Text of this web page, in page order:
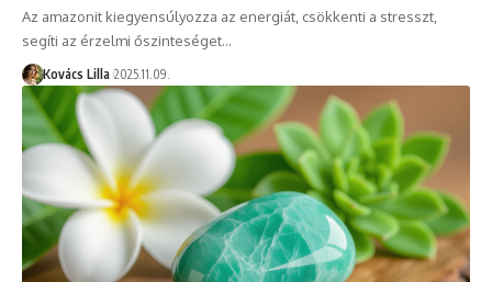
Az amazonit kiegyensúlyozza az energiát, csökkenti a stresszt,
segíti az érzelmi őszinteséget…
Kovács Lilla 2025.11.09.